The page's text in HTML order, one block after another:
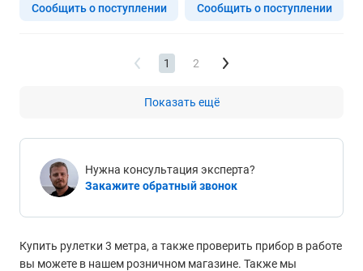
Сообщить о поступлении Сообщить о поступлении
1 2
Показать ещё
Нужна консультация эксперта?
Закажите обратный звонок
Купить рулетки 3 метра, а также проверить прибор в работе
вы можете в нашем розничном магазине. Также мы